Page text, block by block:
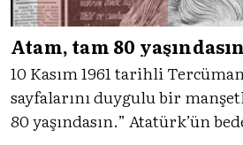
Atam, tam 80 yaşındasın
10 Kasım 1961 tarihli
sayfalarını duygulu bir
80 yaşındasın.” Atatürk’ün